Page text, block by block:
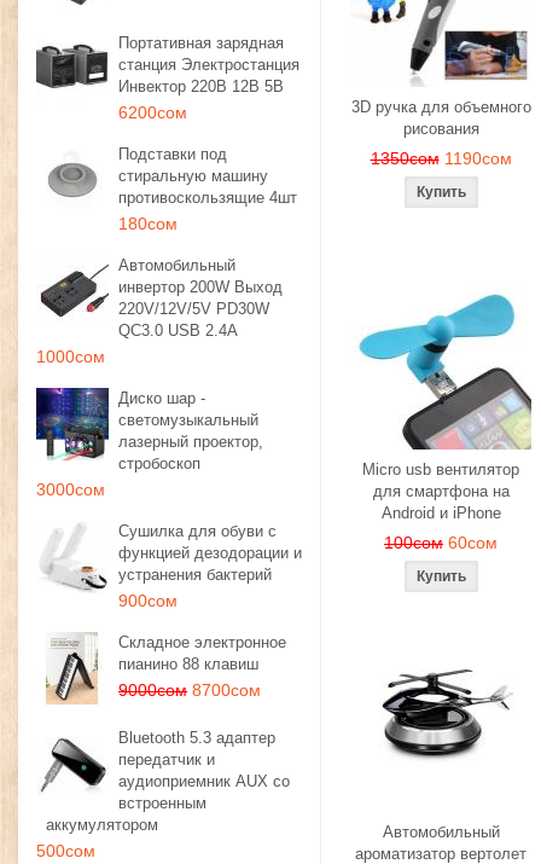
Портативная зарядная
станция Электростанция
Инвектор 220В 12В 5В
6200сом
Подставки под
стиральную машину
противоскользящие 4шт
180сом
Автомобильный
инвертор 200W Выход
220V/12V/5V PD30W
QC3.0 USB 2.4A
1000сом
Диско шар -
светомузыкальный
лазерный проектор,
стробоскоп
3000сом
Сушилка для обуви с
функцией дезодорации и
устранения бактерий
900сом
Складное электронное
пианино 88 клавиш
9000сом 8700сом
Bluetooth 5.3 адаптер
передатчик и
аудиоприемник AUX со
встроенным
аккумулятором
500сом
3D ручка для объемного
рисования
1350сом 1190сом
Micro usb вентилятор
для смартфона на
Android и iPhone
100сом 60сом
Автомобильный
ароматизатор вертолет